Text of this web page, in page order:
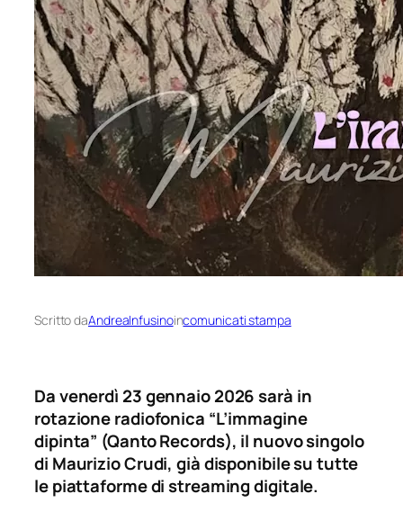
Scritto daAndreaInfusinoincomunicati stampa
Da venerdì 23 gennaio 2026 sarà in
rotazione radiofonica “L’immagine
dipinta” (Qanto Records), il nuovo singolo
di Maurizio Crudi, già disponibile su tutte
le piattaforme di streaming digitale.